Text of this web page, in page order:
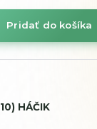
Pridať do košíka
HÁČIK